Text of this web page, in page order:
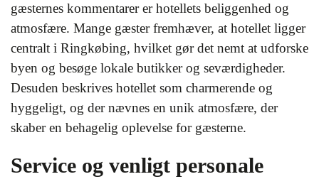
gæsternes kommentarer er hotellets beliggenhed og
atmosfære. Mange gæster fremhæver, at hotellet ligger
centralt i Ringkøbing, hvilket gør det nemt at udforske
byen og besøge lokale butikker og seværdigheder.
Desuden beskrives hotellet som charmerende og
hyggeligt, og der nævnes en unik atmosfære, der
skaber en behagelig oplevelse for gæsterne.
Service og venligt personale